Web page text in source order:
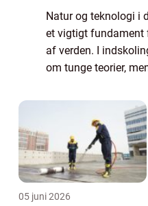
Natur og teknologi i
et vigtigt fundament
af verden. I
om tunge teorier,
skabe gode vaner
05 juni 2026